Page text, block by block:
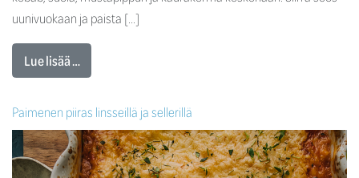
uunivuokaan ja paista […]
Lue lisää …
Paimenen piiras linsseillä ja sellerillä